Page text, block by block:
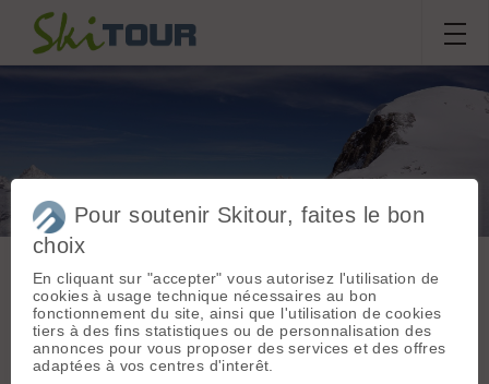
Un Breithorn automnal
Massif :Valais E -
Alpes Pennines E
Sortie dulundi 3 novembre
2025
Pour soutenir Skitour, faites le bon
choix
En cliquant sur "accepter" vous autorisez l'utilisation de
cookies à usage technique nécessaires au bon
fonctionnement du site, ainsi que l'utilisation de cookies
tiers à des fins statistiques ou de personnalisation des
annonces pour vous proposer des services et des offres
adaptées à vos centres d'interêt.